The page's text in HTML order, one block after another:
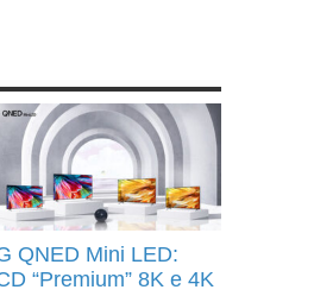
QNED Mini LED:
“Premium” 8K e 4K